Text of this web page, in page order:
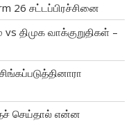
26 சட்டப்பிரச்சினை
திமுக வாக்குறுதிகள் –
செய்தால் என்ன